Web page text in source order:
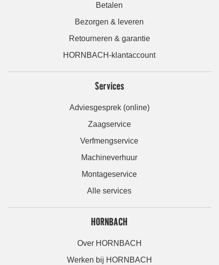
Betalen
Bezorgen & leveren
Retourneren & garantie
HORNBACH-klantaccount
Services
Adviesgesprek (online)
Zaagservice
Verfmengservice
Machineverhuur
Montageservice
Alle services
HORNBACH
Over HORNBACH
Werken bij HORNBACH